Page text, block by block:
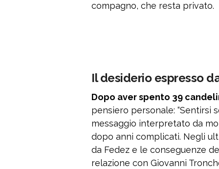
compagno, che resta privato.
Il desiderio espresso
Dopo aver spento 39
pensiero personale: “Sentirsi
messaggio interpretato da
dopo anni complicati. Negli
da Fedez e le conseguenze
relazione con Giovanni